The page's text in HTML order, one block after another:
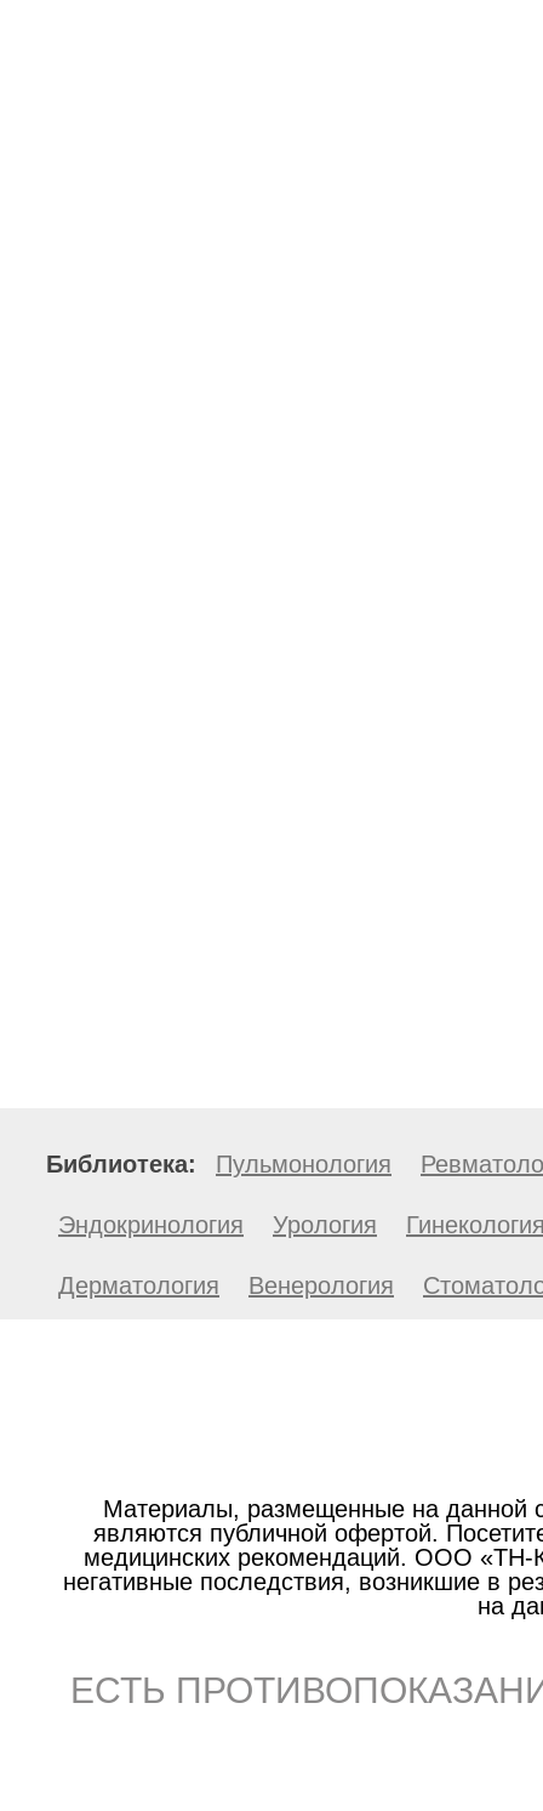
Библиотека: Пульмонология
Эндокринология Урология
Дерматология Венерология
Материалы, размещенные на данной
являются публичной офертой.
медицинских рекомендаций. ООО «ТН-
негативные последствия, возникшие в
на
ЕСТЬ